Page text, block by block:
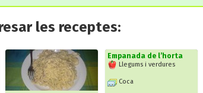
les receptes:
Empanada de l’horta
Llegums i verdures
Coca